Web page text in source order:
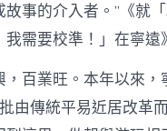
故事的介入者。”《就
我需要校準！」在寧遠
，百業旺。本年以來
由傳統平易近居改革